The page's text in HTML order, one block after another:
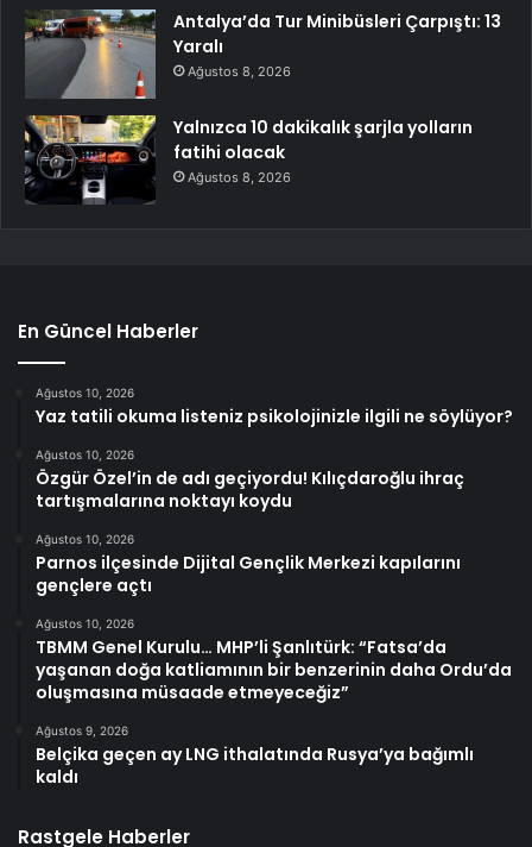
Antalya’da Tur Minibüsleri Çarpıştı: 13
Yaralı
Ağustos 8, 2026
Yalnızca 10 dakikalık şarjla yolların
fatihi olacak
Ağustos 8, 2026
En Güncel Haberler
Ağustos 10, 2026
Yaz tatili okuma listeniz psikolojinizle ilgili ne söylüyor?
Ağustos 10, 2026
Özgür Özel’in de adı geçiyordu! Kılıçdaroğlu ihraç
tartışmalarına noktayı koydu
Ağustos 10, 2026
Parnos ilçesinde Dijital Gençlik Merkezi kapılarını
gençlere açtı
Ağustos 10, 2026
TBMM Genel Kurulu… MHP’li Şanlıtürk: “Fatsa’da
yaşanan doğa katliamının bir benzerinin daha Ordu’da
oluşmasına müsaade etmeyeceğiz”
Ağustos 9, 2026
Belçika geçen ay LNG ithalatında Rusya’ya bağımlı
kaldı
Rastgele Haberler